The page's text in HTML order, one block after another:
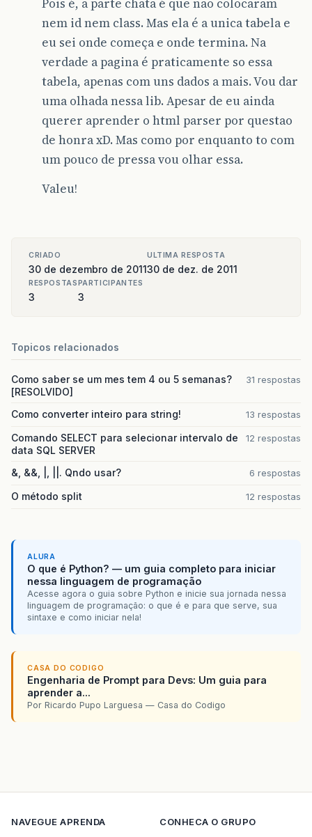
nem id nem class. Mas ela é a unica tabela e
eu sei onde começa e onde termina. Na
verdade a pagina é praticamente so essa
tabela, apenas com uns dados a mais. Vou dar
uma olhada nessa lib. Apesar de eu ainda
querer aprender o html parser por questao
de honra xD. Mas como por enquanto to com
um pouco de pressa vou olhar essa.
Valeu!
CRIADO
30 de dezembro de 2011
ULTIMA RESPOSTA
30 de dez. de 2011
RESPOSTAS
3
PARTICIPANTES
3
Topicos relacionados
Como saber se um mes tem 4 ou 5 semanas?
[RESOLVIDO]
31 respostas
Como converter inteiro para string! 13 respostas
Comando SELECT para selecionar intervalo de
data SQL SERVER
12 respostas
&, &&, |, ||. Qndo usar? 6 respostas
O método split 12 respostas
ALURA
O que é Python? — um guia completo para iniciar
nessa linguagem de programação
Acesse agora o guia sobre Python e inicie sua jornada nessa
linguagem de programação: o que é e para que serve, sua
sintaxe e como iniciar nela!
CASA DO CODIGO
Engenharia de Prompt para Devs: Um guia para
aprender a...
Por Ricardo Pupo Larguesa — Casa do Codigo
NAVEGUE APRENDA
CONHECA O GRUPO